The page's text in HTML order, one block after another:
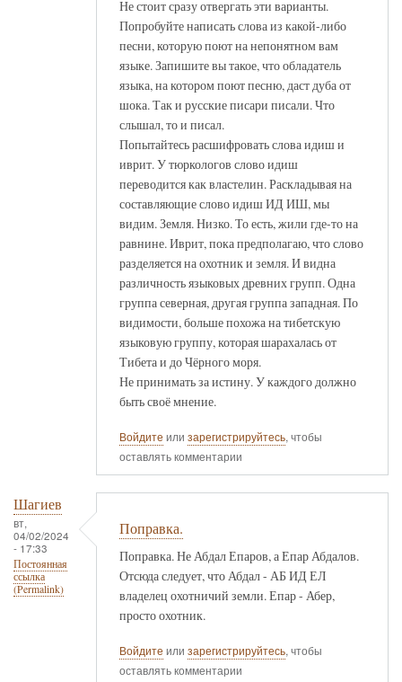
Не стоит сразу отвергать эти варианты.
Попробуйте написать слова из какой-либо
песни, которую поют на непонятном вам
языке. Запишите вы такое, что обладатель
языка, на котором поют песню, даст дуба от
шока. Так и русские писари писали. Что
слышал, то и писал.
Попытайтесь расшифровать слова идиш и
иврит. У тюркологов слово идиш
переводится как властелин. Раскладывая на
составляющие слово идиш ИД ИШ, мы
видим. Земля. Низко. То есть, жили где-то на
равнине. Иврит, пока предполагаю, что слово
разделяется на охотник и земля. И видна
различность языковых древних групп. Одна
группа северная, другая группа западная. По
видимости, больше похожа на тибетскую
языковую группу, которая шарахалась от
Тибета и до Чёрного моря.
Не принимать за истину. У каждого должно
быть своё мнение.
Войдите или зарегистрируйтесь, чтобы
оставлять комментарии
Шагиев
вт,
04/02/2024
- 17:33
Постоянная
ссылка
(Permalink)
Поправка.
Поправка. Не Абдал Епаров, а Епар Абдалов.
Отсюда следует, что Абдал - АБ ИД ЕЛ
владелец охотничий земли. Епар - Абер,
просто охотник.
Войдите или зарегистрируйтесь, чтобы
оставлять комментарии